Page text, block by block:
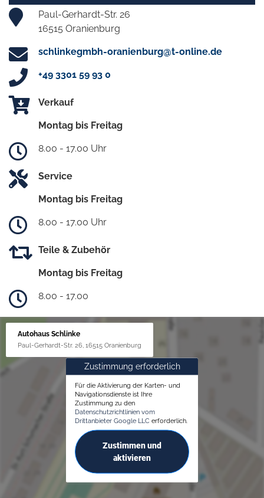
Paul-Gerhardt-Str. 26
16515 Oranienburg
schlinkegmbh-oranienburg@t-online.de
+49 3301 59 93 0
Verkauf
Montag bis Freitag
8.00 - 17.00 Uhr
Service
Montag bis Freitag
8.00 - 17.00 Uhr
Teile & Zubehör
Montag bis Freitag
8.00 - 17.00
Autohaus Schlinke
Paul-Gerhardt-Str. 26, 16515 Oranienburg
Zustimmung erforderlich
Für die Aktivierung der Karten- und
Navigationsdienste ist Ihre
Zustimmung zu den
Datenschutzrichtlinien vom
Drittanbieter Google LLC erforderlich.
Zustimmen und
aktivieren